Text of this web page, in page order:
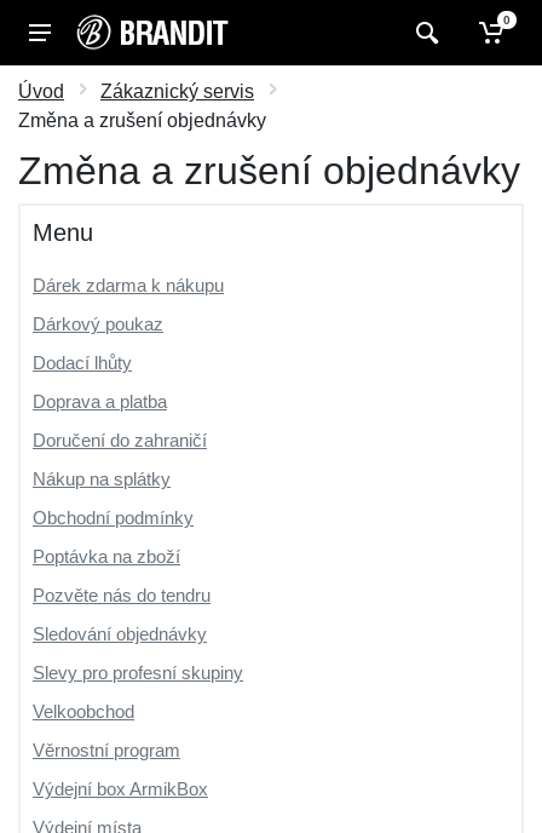
0
Úvod
Zákaznický servis
Změna a zrušení objednávky
Změna a zrušení objednávky
Menu
Dárek zdarma k nákupu
Dárkový poukaz
Dodací lhůty
Doprava a platba
Doručení do zahraničí
Nákup na splátky
Obchodní podmínky
Poptávka na zboží
Pozvěte nás do tendru
Sledování objednávky
Slevy pro profesní skupiny
Velkoobchod
Věrnostní program
Výdejní box ArmikBox
Výdejní místa